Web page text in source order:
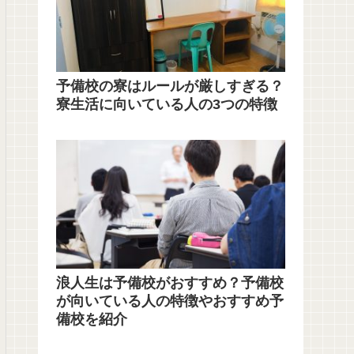
予備校の寮はルールが厳しすぎる？
寮生活に向いている人の3つの特徴
浪人生は予備校がおすすめ？予備校
が向いている人の特徴やおすすめ予
備校を紹介